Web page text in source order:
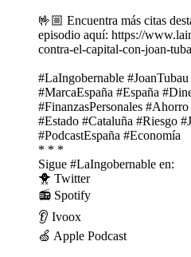
🤟🏼 Encuentra más citas
episodio aquí: https://
contra-el-capital-con-joan-
#LaIngobernable
#MarcaEspaña #España
#FinanzasPersonales
#Estado #Cataluña #Riesgo
#PodcastEspaña #Economía
* * *
Sigue #LaIngobernable en:
🐥 ⁠⁠⁠⁠⁠⁠⁠⁠⁠⁠Twitter⁠⁠⁠⁠⁠⁠⁠⁠⁠⁠
📻 ⁠⁠⁠⁠⁠⁠⁠⁠⁠⁠Spotify⁠⁠⁠⁠⁠⁠⁠⁠⁠⁠
👂 ⁠⁠⁠⁠⁠⁠⁠⁠⁠⁠Ivoox⁠⁠⁠⁠⁠⁠⁠⁠⁠⁠
🍏 ⁠⁠⁠⁠⁠⁠⁠⁠⁠⁠Apple Podcast⁠⁠⁠⁠⁠⁠⁠⁠⁠⁠